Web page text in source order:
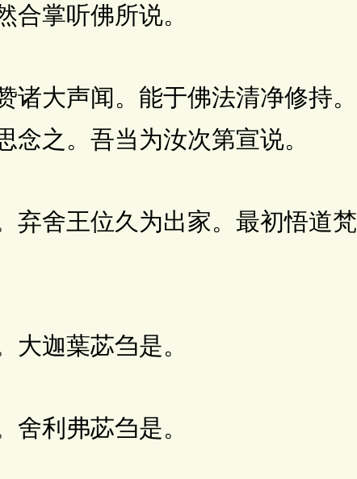
合掌听佛所说。
大声闻。能于佛法清净修持。
之。吾当为汝次第宣说。
舍王位久为出家。最初悟道梵
迦葉苾刍是。
利弗苾刍是。